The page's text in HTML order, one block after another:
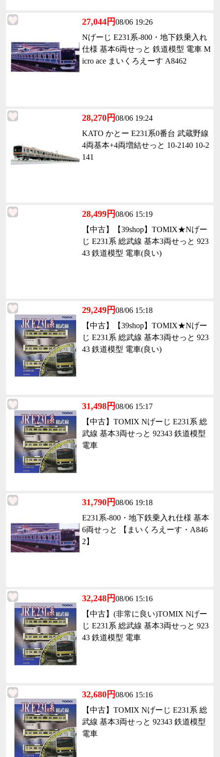
27,044円08/06 19:26
Nげーじ E231系-800・地下鉄乗入れ
仕様 基本6両せっと 鉄道模型 電車 M
icro ace まいくろえーす A8462
28,270円08/06 19:24
KATO かとー E231系0番台 武蔵野線
4両基本+4両増結せっと 10-2140 10-2
141
28,499円08/06 15:19
【中古】【39shop】TOMIX★Nげー
じ E231系 総武線 基本3両せっと 923
43 鉄道模型 電車(良い)
29,249円08/06 15:18
【中古】【39shop】TOMIX★Nげー
じ E231系 総武線 基本3両せっと 923
43 鉄道模型 電車(良い)
31,498円08/06 15:17
【中古】TOMIX Nげーじ E231系 総
武線 基本3両せっと 92343 鉄道模型
電車
31,790円08/06 19:18
E231系-800・地下鉄乗入れ仕様 基本
6両せっと 【まいくろえーす・A846
2】
32,248円08/06 15:16
【中古】(非常に良い)TOMIX Nげー
じ E231系 総武線 基本3両せっと 923
43 鉄道模型 電車
32,680円08/06 15:16
【中古】TOMIX Nげーじ E231系 総
武線 基本3両せっと 92343 鉄道模型
電車